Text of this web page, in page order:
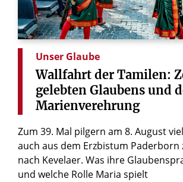
Unser Glaube
Wallfahrt der Tamilen:
gelebten Glaubens und
Marienverehrung
Zum 39. Mal pilgern am 8. August
auch aus dem Erzbistum
nach Kevelaer. Was ihre
und welche Rolle Maria spielt